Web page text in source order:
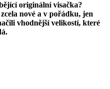
originální visačka?
nové a v pořádku, jen
vhodnější velikostí, které